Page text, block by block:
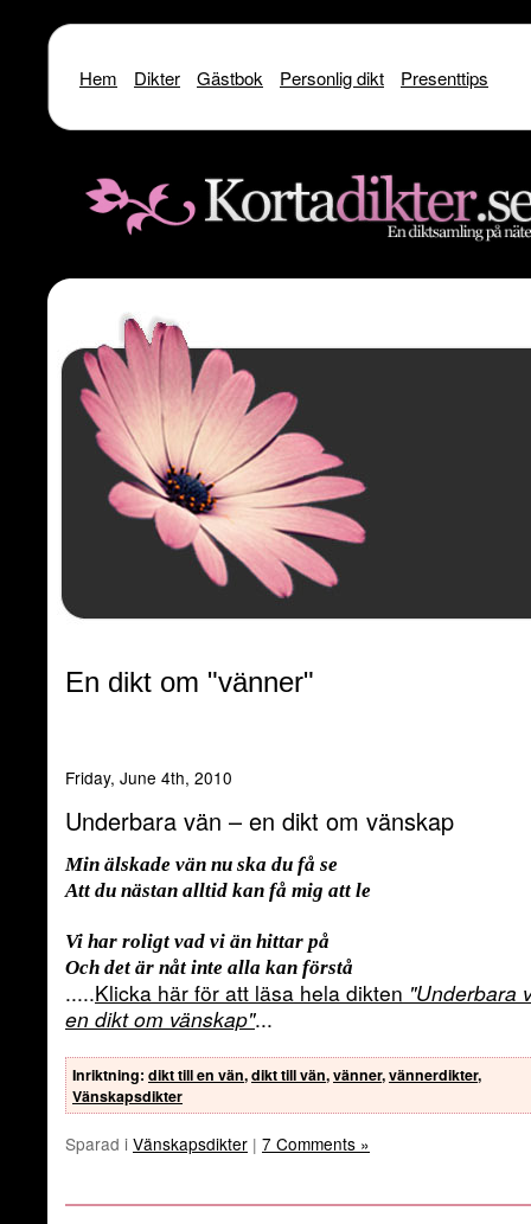
Warning: include() [function.include]: SSL operation failed with code 1. OpenSSL
Warning
Warning
: include(http://www.kortadikter.se/sms/inc.Shoutout.php) [
Warning : include() [ function.include
En dikt om "vänner"
Friday, June 4th, 2010
Underbara vän – en dikt om vänskap
Min älskade vän nu ska du få se
Att du nästan alltid kan få mig att le
Vi har roligt vad vi än hittar på
Och det är nåt inte alla kan förstå
.....Klicka här för att läsa hela dikten "Underbara
en dikt om vänskap"...
Inriktning: dikt till en vän,dikt till vän,vänner,vännerdikter,
Vänskapsdikter
Sparad i Vänskapsdikter | 7 Comments »
Hem Dikter Gästbok Personlig dikt Presenttips